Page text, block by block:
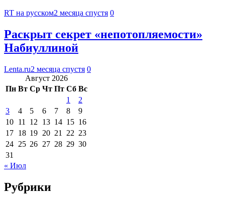
RT на русском2 месяца спустя 0
Раскрыт секрет «непотопляемости»
Набиуллиной
Lenta.ru2 месяца спустя 0
Август 2026
Пн Вт Ср Чт Пт Сб Вс
1
2
3
4 5 6 7 8
9
10 11 12 13 14 15 16
17 18 19 20 21 22 23
24 25 26 27 28 29 30
31
« Июл
Рубрики